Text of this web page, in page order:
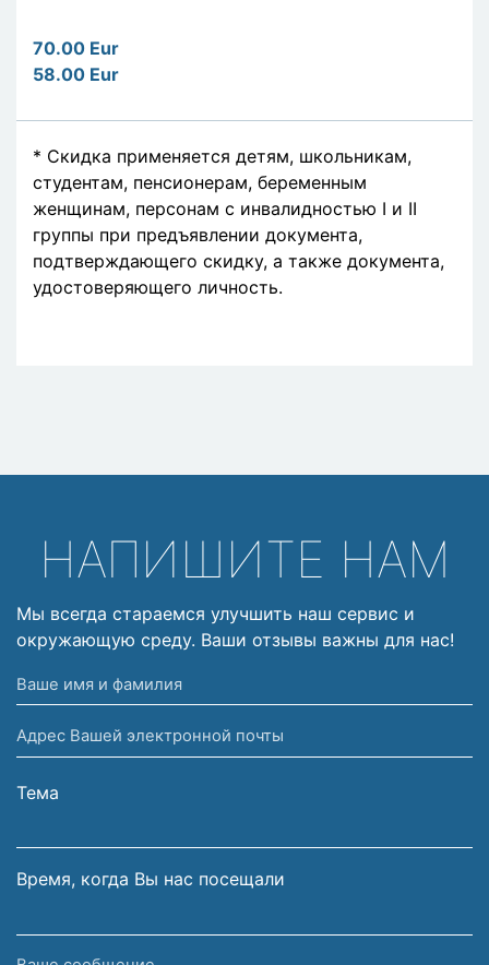
70.00 Eur
58.00 Eur
* Скидка применяется детям, школьникам,
студентам, пенсионерам, беременным
женщинам, персонам с инвалидностью I и II
группы при предъявлении документа,
подтверждающего скидку, а также документа,
удостоверяющего личность.
НАПИШИТЕ НАМ
Мы всегда стараемся улучшить наш сервис и
окружающую среду. Ваши отзывы важны для нас!
Ваше
имя
и
фамилия
Адрес
Вашей
электронной
Тема
Время, когда Вы нас посещали